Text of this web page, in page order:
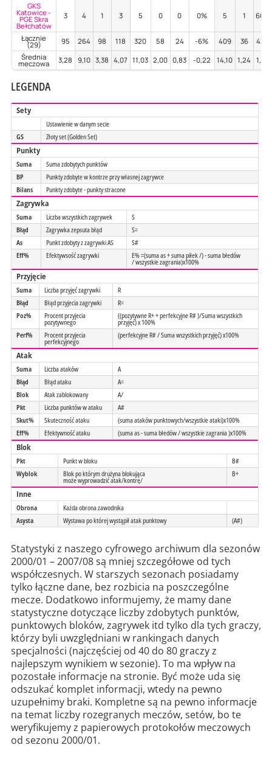
GKS
Katowice -
PGE Skra
Bełchatów
3 4 1 3 5 0 0 0% 5 1 60%
Łącznie
(29) 95 264 98 118 320 58 24 -6% 409 36
43%
Średnia
meczowa 3,28 9,10 3,38 4,07 11,03 2,00 0,83 -0,22 14,10 1,24 1,48
LEGENDA
Sety
Ustawienie w danym secie
GS
Złoty set (Golden Set)
Punkty
Suma
Suma zdobytych punktów
BP
Punkty zdobyte w kontrze przy własnej zagrywce
Bilans
Punkty zdobyte - punkty stracone
Zagrywka
Suma Liczba wszystkich zagrywek
S
Błąd
Zagrywka zepsuta błąd
S=
As
Punkt zdobyty z zagrywki AS
S#
Eff%
Efektywsość zagrywki E% =(suma as + suma piłek /) - suma błedów
/ wszystkie zagrania)x100%
Przyjęcie
Suma Liczba przyjęć zagrywki
R
Błąd
Błąd przyjecia zagrywki
R=
Poz%
Procent przyjecia
pozytywnego
((pozytywne R+ + perfekcyjne R# )/Suma wszystkich
przyjęć) x 100%
Perf%
Procent przyjecia
perfekcyjnego
(perfekcyjne R# / Suma wszystkich przyjęć) x100%
Atak
Suma Liczba ataków
A
Błąd
Błąd ataku
A=
Blok
Atak zablokowany
A/
Pkt
Liczba punktów w ataku
A#
Skut%
Skuteczność ataku
(suma ataków punktowych/wszystkie ataki)x100%
Eff%
Efektywność ataku (suma as - suma błedów / wszystkie zagrania )x100%
Blok
Pkt Punkt w bloku
B#
Wyblok
Blok po którym drużyna blokująca
może wyprowadzić atak/kontrę/
B+
Inne
Obrona
Każda obrona zawodnika
Asysta
Wystawa po której wystąpił atak punktowy (A#)
Statystyki z naszego cyfrowego archiwum dla sezonów
2000/01 – 2007/08 są mniej szczegółowe od tych
współczesnych. W starszych sezonach posiadamy
tylko łączne dane, bez rozbicia na poszczególne
mecze. Dodatkowo informujemy, że mamy dane
statystyczne dotyczące liczby zdobytych punktów,
punktowych bloków, zagrywek itd tylko dla tych graczy,
którzy byli uwzględniani w rankingach danych
specjalności (najczęściej od 40 do 80 graczy z
najlepszym wynikiem w sezonie). To ma wpływ na
pozostałe informacje na stronie. Być może uda się
odszukać komplet informacji, wtedy na pewno
uzupełnimy braki. Kompletne są na pewno informacje
na temat liczby rozegranych meczów, setów, bo te
weryfikujemy z papierowych protokołów meczowych
od sezonu 2000/01.